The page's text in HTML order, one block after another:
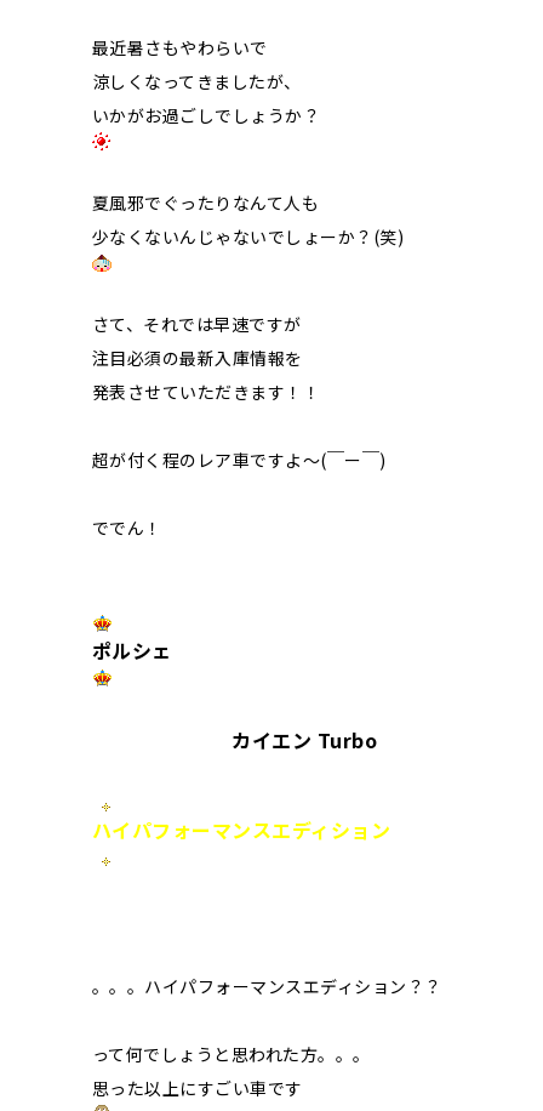
最近暑さもやわらいで
涼しくなってきましたが、
いかがお過ごしでしょうか？
夏風邪でぐったりなんて人も
少なくないんじゃないでしょーか？(笑)
さて、それでは早速ですが
注目必須の最新入庫情報を
発表させていただきます！！
超が付く程のレア車ですよ～(￣ー￣)
ででん！
ポルシェ
カイエン Turbo
ハイパフォーマンスエディション
。。。ハイパフォーマンスエディション？？
って何でしょうと思われた方。。。
思った以上にすごい車です